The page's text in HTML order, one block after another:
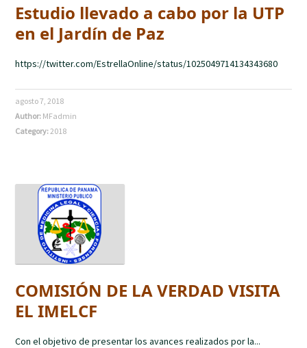
Estudio llevado a cabo por la UTP
en el Jardín de Paz
https://twitter.com/EstrellaOnline/status/1025049714134343680
agosto 7, 2018
Author: MFadmin
Category:2018
COMISIÓN DE LA VERDAD VISITA
EL IMELCF
Con el objetivo de presentar los avances realizados por la...